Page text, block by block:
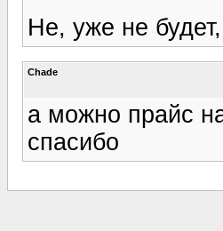
Не, уже не
Chade
а можно прайс
спасибо